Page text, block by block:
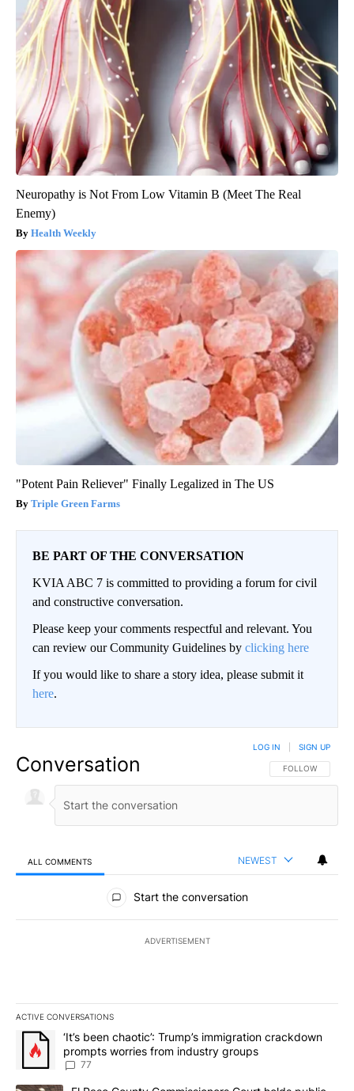
Neuropathy is Not From Low Vitamin B (Meet The Real
Enemy)
Health Weekly
"Potent Pain Reliever" Finally Legalized in The US
Triple Green Farms
BE PART OF THE CONVERSATION
KVIA ABC 7 is committed to providing a forum for civil
and constructive conversation.
Please keep your comments respectful and relevant. You
can review our Community Guidelines by clicking here
If you would like to share a story idea, please submit it
here.
Conversation FOLLOW THIS
FOLLOW
LOG IN SIGN UP
ALL COMMENTS NEWEST
All Comments
Start the conversation
ADVERTISEMENT
ACTIVE CONVERSATIONS
The following is a list of the most commented articles in the last
A trending article titled "‘It’s been chaotic’: Trump’s
‘It’s been chaotic’: Trump’s immigration crackdown
prompts worries from industry groups
77